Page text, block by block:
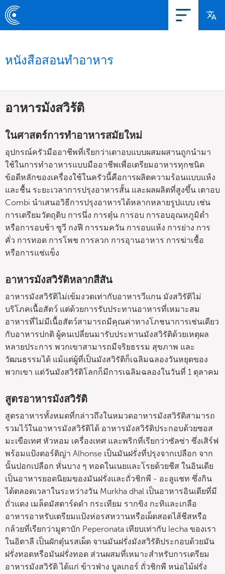
หนังสือสอนทำอาหาร
อาหารมังสวิรัติ
ในศาสตร์การทำอาหารสมัยใหม่
อุปกรณ์ครัวมืออาชีพที่เรียกว่าเตาอบแบบผสมผสานถูกนำมา
ใช้ในการทำอาหารแบบมืออาชีพเพื่อเตรียมอาหารทุกชนิด
ข้อดีหลักของเครื่องใช้ในครัวนี้คือการผลิตความร้อนแบบแห้ง
และชื้น ระยะเวลาการปรุงอาหารสั้น และผลผลิตที่สูงขึ้น เตาอบ
Combi นำเสนอวิธีการปรุงอาหารได้หลากหลายรูปแบบ เช่น
การเตรียมวัตถุดิบ การนึ่ง การตุ๋น การอบ การอบอุณหภูมิต่ำ
หรือการอบช้า ซูวี กงฟี การรมควัน การอบแห้ง การย่าง การ
คั่ว การทอด การโพช การลวก การอุานอาหาร การฆ่าเชื้อ
หรือการแช่แข็ง
อาหารมังสวิรัติหลากสีสัน
อาหารมังสวิรัติไม่เข้มงวดเท่ากับอาหารวีแกน มังสวิรัติไม่
บริโภคเนื้อสัตว์ แต่ด้วยการรับประทานอาหารที่เหมาะสม
อาหารที่ไม่มีเนื้อสัตว์สามารถมีคุณค่าทางโภชนาการเช่นเดียว
กับอาหารปกติ ผู้คนเปลี่ยนมารับประทานมังสวิรัติด้วยเหตุผล
หลายประการ พวกเขาสามารถมีจริยธรรม สุขภาพ และ
วัฒนธรรมได้ แม้แต่ผู้ที่เป็นมังสวิรัติก็เฉลิมฉลองวันหยุดของ
พวกเขา แต่วันมังสวิรัติโลกก็มีการเฉลิมฉลองในวันที่ 1 ตุลาคม
สูตรอาหารมังสวิรัติ
สูตรอาหารทั้งหมดที่กล่าวถึงในหมวดอาหารมังสวิรัติสามารถ
รวมไว้ในอาหารมังสวิรัติได้ อาหารมังสวิรัติประกอบด้วยซอส
มะเขือเทศ หัวหอม เครื่องเทศ และพริกที่เรียกว่าซัลซ่า ซึ่งเสิร์ฟ
พร้อมแป้งตอร์ติญ่า Alhonse เป็นมันฝรั่งที่ปรุงจากเปลือก จาก
นั้นปอกเปลือก หั่นบาง ๆ ทอดในเนยและโรยด้วยชีส ในอินเดีย
เป็นอาหารยอดนิยมของมันฝรั่งและถั่วชิกพี - อะลูแชท ซึ่งกิน
ได้ตลอดเวลาในระหว่างวัน Murkha dhal เป็นอาหารอินเดียที่มี
ถั่วแดง เมล็ดมัสตาร์ดดำ กระเทียม รากขิง กะทิและเกลือ
อาหารอาหรับเตรียมแป้งห่อรสหวานหรือเผ็ดสอดไส้ชีสหรือ
กล้วยที่เรียกว่ามูตาบัก Peperonata เทียบเท่ากับ lecha ของเรา
ในอิตาลี เป็นผักตุ๋นรสเผ็ด จานมันฝรั่งมังสวิรัติประกอบด้วยมัน
ฝรั่งทอดหรือมันฝรั่งทอด ส่วนผสมที่เหมาะสำหรับการเตรียม
อาหารมังสวิรัติ ได้แก่ ข้าวฟ่าง บูลเกอร์ ถั่วชิกพี หน่อไม้ฝรั่ง